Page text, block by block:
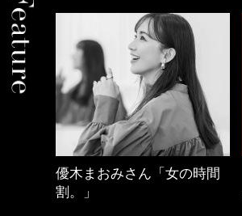
優木まおみさん「女の時間
割。」